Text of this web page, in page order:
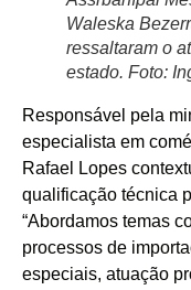
Waleska
ressaltaram o
estado. Foto:
Responsável pela
especialista em
Rafael Lopes
qualificação técnica
“Abordamos temas
processos de
especiais, atuação